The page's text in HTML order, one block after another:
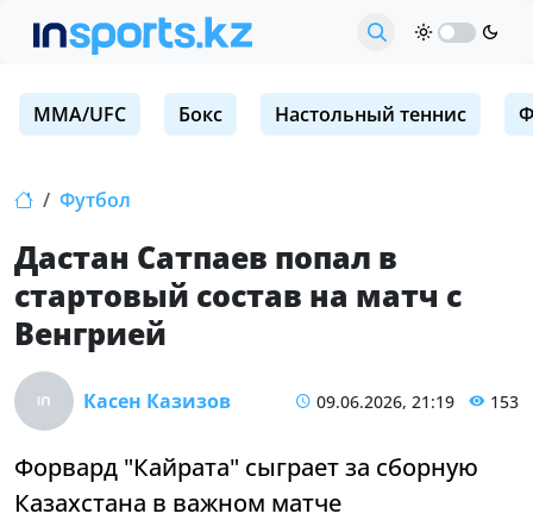
MMA/UFC Бокс Настольный теннис
Футбол
Дастан Сатпаев попал в
стартовый состав на матч с
Венгрией
Касен Казизов 09.06.2026, 21:19 153
Форвард "Кайрата" сыграет за сборную
Казахстана в важном матче